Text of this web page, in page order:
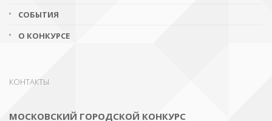
СОБЫТИЯ
О КОНКУРСЕ
КОНТАКТЫ
МОСКОВСКИЙ ГОРОДСКОЙ КОНКУРС